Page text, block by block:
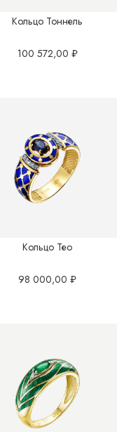
Кольцо Тоннель
100 572,00 ₽
Кольцо Тео
98 000,00 ₽